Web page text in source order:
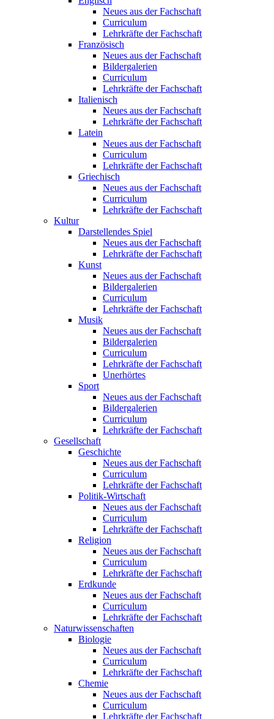
Neues aus der Fachschaft
Curriculum
Lehrkräfte der Fachschaft
Französisch
Neues aus der Fachschaft
Bildergalerien
Curriculum
Lehrkräfte der Fachschaft
Italienisch
Neues aus der Fachschaft
Lehrkräfte der Fachschaft
Latein
Neues aus der Fachschaft
Curriculum
Lehrkräfte der Fachschaft
Griechisch
Neues aus der Fachschaft
Curriculum
Lehrkräfte der Fachschaft
Kultur
Darstellendes Spiel
Neues aus der Fachschaft
Lehrkräfte der Fachschaft
Kunst
Neues aus der Fachschaft
Bildergalerien
Curriculum
Lehrkräfte der Fachschaft
Musik
Neues aus der Fachschaft
Bildergalerien
Curriculum
Lehrkräfte der Fachschaft
Unerhörtes
Sport
Neues aus der Fachschaft
Bildergalerien
Curriculum
Lehrkräfte der Fachschaft
Gesellschaft
Geschichte
Neues aus der Fachschaft
Curriculum
Lehrkräfte der Fachschaft
Politik-Wirtschaft
Neues aus der Fachschaft
Curriculum
Lehrkräfte der Fachschaft
Religion
Neues aus der Fachschaft
Curriculum
Lehrkräfte der Fachschaft
Erdkunde
Neues aus der Fachschaft
Curriculum
Lehrkräfte der Fachschaft
Naturwissenschaften
Biologie
Neues aus der Fachschaft
Curriculum
Lehrkräfte der Fachschaft
Chemie
Neues aus der Fachschaft
Curriculum
Lehrkräfte der Fachschaft